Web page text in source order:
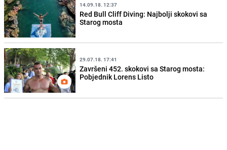
14.09.18. 12:37
Red Bull Cliff Diving: Najbolji skokovi sa
Starog mosta
29.07.18. 17:41
Završeni 452. skokovi sa Starog mosta:
Pobjednik Lorens Listo